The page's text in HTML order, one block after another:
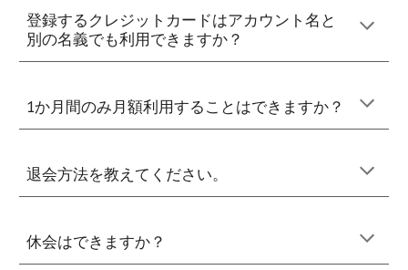
登録するクレジットカードはアカウント名と
別の名義でも利用できますか？
1か月間のみ月額利用することはできますか？
退会方法を教えてください。
休会はできますか？